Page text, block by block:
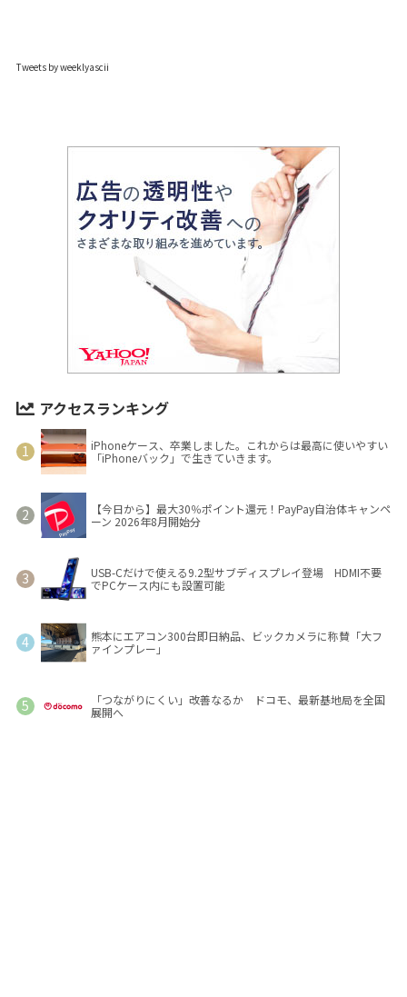
Tweets by weeklyascii
アクセスランキング
iPhoneケース、卒業しました。これからは最高に使いやすい
「iPhoneバック」で生きていきます。
【今日から】最大30％ポイント還元！PayPay自治体キャンペ
ーン 2026年8月開始分
USB-Cだけで使える9.2型サブディスプレイ登場 HDMI不要
でPCケース内にも設置可能
熊本にエアコン300台即日納品、ビックカメラに称賛「大フ
ァインプレー」
「つながりにくい」改善なるか ドコモ、最新基地局を全国
展開へ